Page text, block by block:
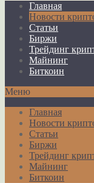
Главная
Новости
Статьи
Биржи
Трейдинг
Майнинг
Биткоин
Меню
Главная
Новости
Статьи
Биржи
Трейдинг
Майнинг
Биткоин